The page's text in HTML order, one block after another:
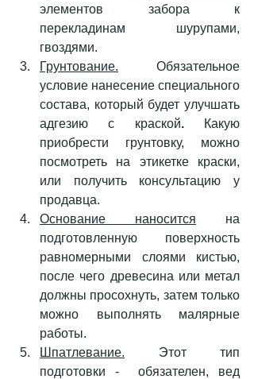
элементов забора к
перекладинам шурупами,
гвоздями.
Грунтование. Обязательное
условие нанесение специального
состава, который будет улучшать
адгезию с краской.
Какую
приобрести грунтовку, можно
посмотреть на этикетке краски,
или получить консультацию у
продавца.
Основание наносится на
подготовленную поверхность
равномерными слоями кистью,
после чего древесина или метал
должны просохнуть, затем только
можно выполнять малярные
работы.
Шпатлевание. Этот тип
подготовки -  обязателен, вед